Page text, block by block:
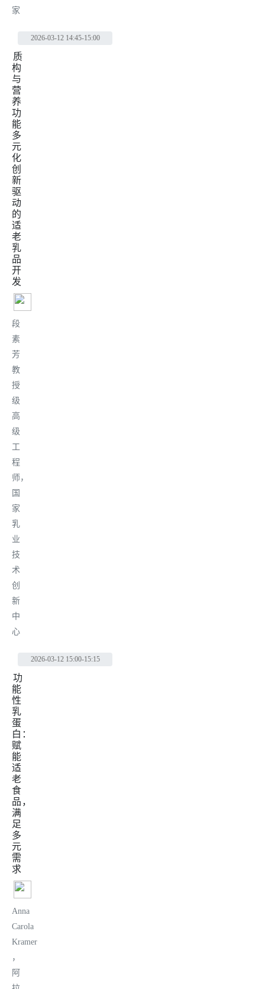
家
2026-03-12 14:45-15:00
质
构
与
营
养
功
能
多
元
化
创
新
驱
动
的
适
老
乳
品
开
发
段
素
芳
教
授
级
高
级
工
程
师，
国
家
乳
业
技
术
创
新
中
心
2026-03-12 15:00-15:15
功
能
性
乳
蛋
白：
赋
能
适
老
食
品，
满
足
多
元
需
求
Anna
Carola
Kramer
，
阿